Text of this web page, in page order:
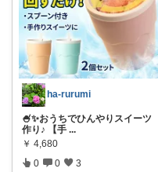
ha-rurumi
🍧✨おうちでひんやりスイーツ
作り♪ 【手 ...
￥ 4,680
0 0 3